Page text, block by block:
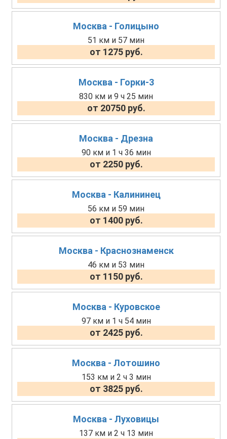
Москва - Голицыно
51 км и 57 мин
от 1275 руб.
Москва - Горки-3
830 км и 9 ч 25 мин
от 20750 руб.
Москва - Дрезна
90 км и 1 ч 36 мин
от 2250 руб.
Москва - Калининец
56 км и 59 мин
от 1400 руб.
Москва - Краснознаменск
46 км и 53 мин
от 1150 руб.
Москва - Куровское
97 км и 1 ч 54 мин
от 2425 руб.
Москва - Лотошино
153 км и 2 ч 3 мин
от 3825 руб.
Москва - Луховицы
137 км и 2 ч 13 мин